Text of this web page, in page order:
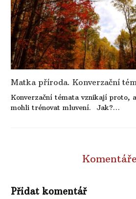
Matka příroda. Konverzační
Konverzační témata vznikají proto,
mohli trénovat mluvení. Jak?…
Komentáře
Přidat komentář